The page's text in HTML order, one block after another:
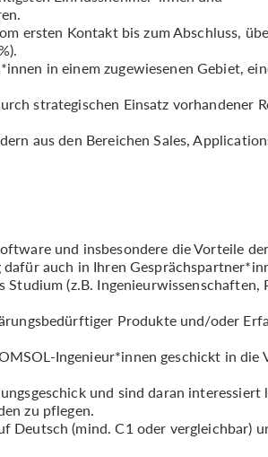
ersten Kontakt bis zum Abschluss,
in einem zugewiesenen Gebiet,
strategischen Einsatz vorhandener
aus den Bereichen Sales,
und insbesondere die Vorteile
auch in Ihren
Studium (z.B. Ingenieurwissenschaften,
Produkte und/oder
Ingenieur*innen geschickt in die
und sind daran interessiert
zu pflegen.
Deutsch (mind. C1 oder vergleichbar)